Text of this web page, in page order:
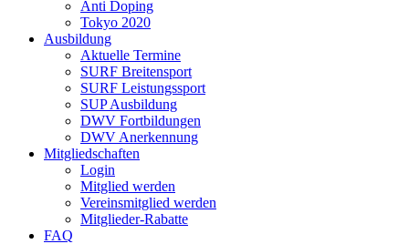
Anti Doping
Tokyo 2020
Ausbildung
Aktuelle Termine
SURF Breitensport
SURF Leistungssport
SUP Ausbildung
DWV Fortbildungen
DWV Anerkennung
Mitgliedschaften
Login
Mitglied werden
Vereinsmitglied werden
Mitglieder-Rabatte
FAQ